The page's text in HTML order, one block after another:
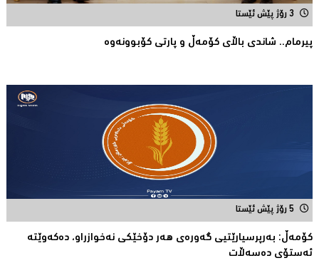
3 رۆژ پێش ئێستا
پیرمام.. شاندی باڵای كۆمه‌ڵ و پارتی كۆبوونه‌وه‌
5 رۆژ پێش ئێستا
كۆمەڵ: بەرپرسیارێتیی گەورەی هەر دۆخێکی نەخوازراو، دەكەوێتە
ئەستۆی دەسەڵات